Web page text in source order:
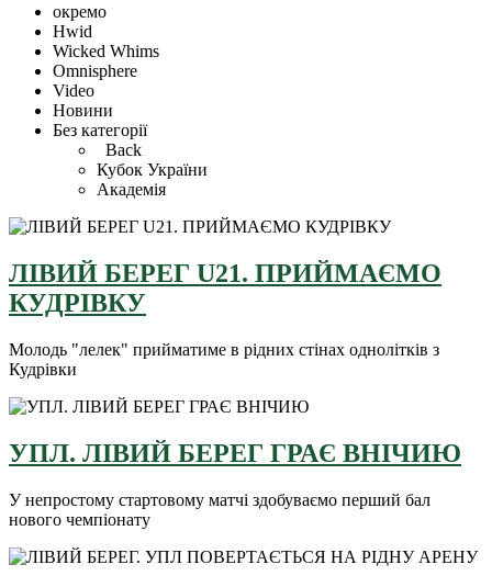
окремо
Hwid
Wicked Whims
Omnisphere
Video
Новини
Без категорії
Back
Кубок України
Академія
ЛІВИЙ БЕРЕГ U21. ПРИЙМАЄМО
КУДРІВКУ
Молодь "лелек" прийматиме в рідних стінах однолітків з
Кудрівки
УПЛ. ЛІВИЙ БЕРЕГ ГРАЄ ВНІЧИЮ
У непростому стартовому матчі здобуваємо перший бал
нового чемпіонату